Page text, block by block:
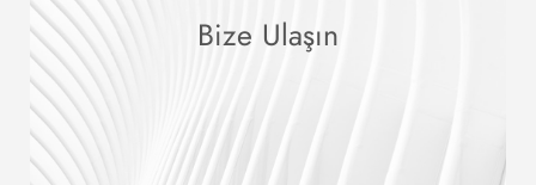
Bize Ulaşın